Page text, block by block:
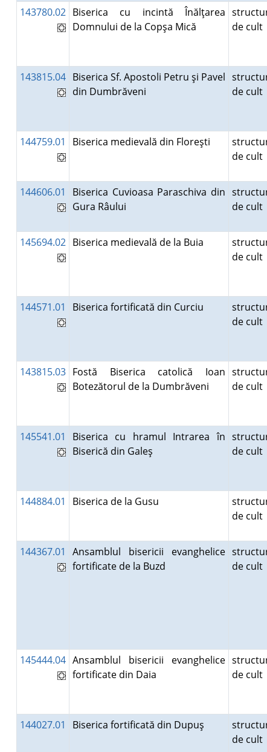
143780.02 Biserica cu incintă Înălţarea
Domnului de la Copşa Mică
de cult
143815.04 Biserica Sf. Apostoli Petru şi Pavel
din Dumbrăveni
de cult
144759.01 Biserica medievală din Floreşti
de cult
144606.01
Biserica Cuvioasa Paraschiva din
Gura Râului
de cult
145694.02 Biserica medievală de la Buia
de cult
144571.01 Biserica fortificată din Curciu
de cult
143815.03 Fostă Biserica catolică Ioan
Botezătorul de la Dumbrăveni
de cult
145541.01
Biserica cu hramul Intrarea în
Biserică din Galeş
de cult
144884.01 Biserica de la Gusu
de cult
144367.01
Ansamblul bisericii evanghelice
fortificate de la Buzd
de cult
145444.04 Ansamblul bisericii evanghelice
fortificate din Daia
de cult
144027.01 Biserica fortificată din Dupuş
de cult